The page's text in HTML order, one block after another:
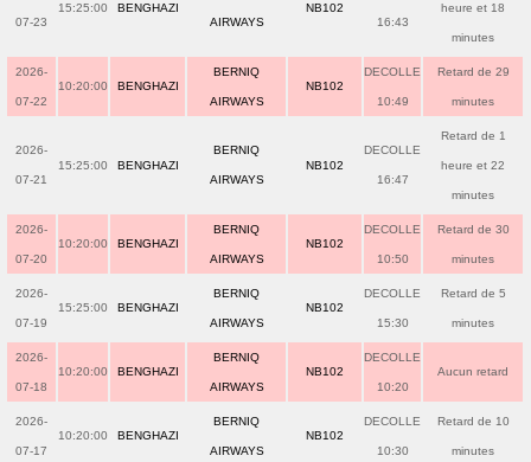
07-23
15:25:00 BENGHAZI
AIRWAYS
NB102
16:43
heure et 18
minutes
2026-
07-22
10:20:00 BENGHAZI
BERNIQ
AIRWAYS
NB102
DECOLLE
10:49
Retard de 29
minutes
2026-
07-21
15:25:00 BENGHAZI
BERNIQ
AIRWAYS
NB102
DECOLLE
16:47
Retard de 1
heure et 22
minutes
2026-
07-20
10:20:00 BENGHAZI
BERNIQ
AIRWAYS
NB102
DECOLLE
10:50
Retard de 30
minutes
2026-
07-19
15:25:00 BENGHAZI
BERNIQ
AIRWAYS
NB102
DECOLLE
15:30
Retard de 5
minutes
2026-
07-18
10:20:00 BENGHAZI
BERNIQ
AIRWAYS
NB102
DECOLLE
10:20
Aucun retard
2026-
07-17
10:20:00 BENGHAZI
BERNIQ
AIRWAYS
NB102
DECOLLE
10:30
Retard de 10
minutes